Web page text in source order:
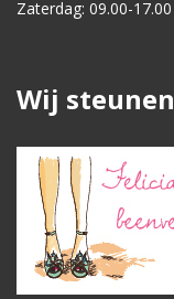
Zaterdag: 09.00-
Wij steunen